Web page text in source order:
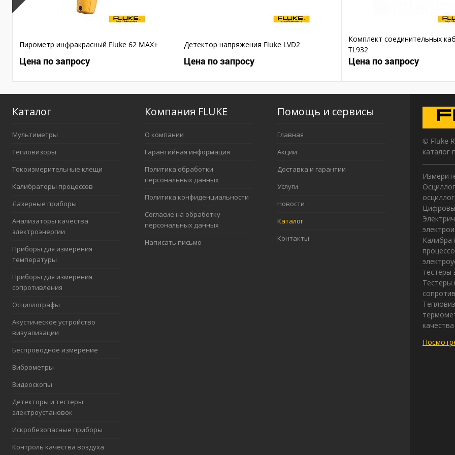
Пирометр инфракрасный Fluke 62 MAX+
Цена по запросу
Детектор напряжения Fluke LVD2
Цена по запросу
Комплект соединительных
TL932
Цена по запросу
Каталог
Мультиметры
Тепловизоры
Токоизмерительные клещи
Калибраторы процессов
Лазерные приборы
Анализаторы качества
электроэнергии
Приборы для измерения
температуры
Приборы для измерения
сопротивления
Осциллографы
Акустическое устройство
визуализации
Беспроводное измерение
Виброметры
Видеоскопы
Детекторы и тестеры
электроустановок
Искробезопасные приборы
Контроль качества воздуха
Компания FLUKE
О компании
Гарантийная информация
Политика обработки
персональных данных
Политика конфиденциальности
Согласие на обработку
персональных данных
Написать письмо
Помощь и сервисы
Главная
Акции
Доставка и гарантии
Услуги
Новости
Каталог
Контакты
© Fluke
каталог
тестеры
Тестеры